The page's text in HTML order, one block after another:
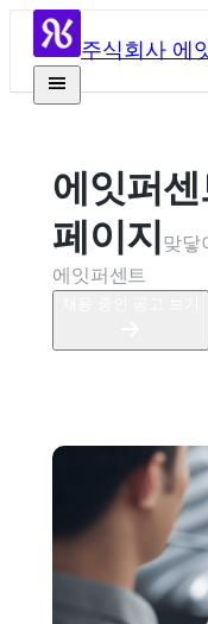
주식회사 에
에잇퍼
페이지 맞닿
에잇퍼센트